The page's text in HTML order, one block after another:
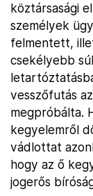
köztársasági
személyek
felmentett,
csekélyebb
vesszőfutás
megpróbálta.
kegyelemről
vádlottat
hogy az ő
jogerős